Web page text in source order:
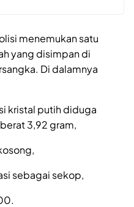
menemukan satu
yang disimpan di
Di dalamnya
kristal putih diduga
3,92 gram,
sebagai sekop,